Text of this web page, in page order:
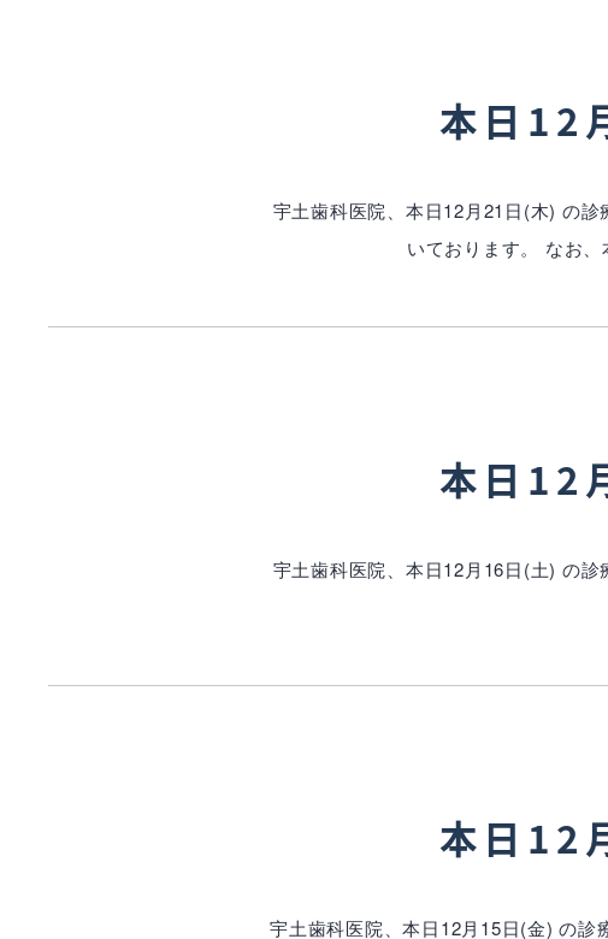
本日12
宇土歯科医院、本日12月21日(木) の
いております。 なお
本日12
宇土歯科医院、本日12月16日(土) の
本日12
宇土歯科医院、本日12月15日(金) の診